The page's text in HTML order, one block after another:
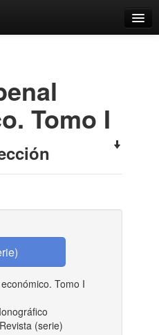
Tomo I
Tomo I
Revista (serie)